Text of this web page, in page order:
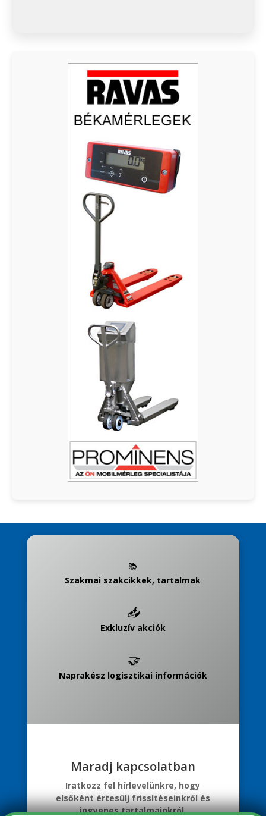
📚
Szakmai szakcikkek, tartalmak
📥
Exkluzív akciók
🤝
Naprakész logisztikai információk
Maradj kapcsolatban
Iratkozz fel hírlevelünkre, hogy
elsőként értesülj frissítéseinkről és
ingyenes tartalmainkról.